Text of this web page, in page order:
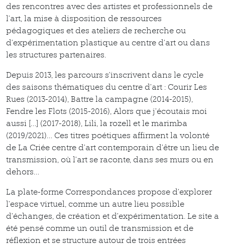
des rencontres avec des artistes et professionnels de
l’art, la mise à disposition de ressources
pédagogiques et des ateliers de recherche ou
d’expérimentation plastique au centre d’art ou dans
les structures partenaires.
Depuis 2013, les parcours s’inscrivent dans le cycle
des saisons thématiques du centre d’art : Courir Les
Rues (2013-2014), Battre la campagne (2014-2015),
Fendre les Flots (2015-2016), Alors que j’écoutais moi
aussi […] (2017-2018), Lili, la rozell et le marimba
(2019/2021)… Ces titres poétiques affirment la volonté
de La Criée centre d’art contemporain d’être un lieu de
transmission, où l’art se raconte, dans ses murs ou en
dehors…
La plate-forme Correspondances propose d’explorer
l’espace virtuel, comme un autre lieu possible
d’échanges, de création et d’expérimentation. Le site a
été pensé comme un outil de transmission et de
réflexion et se structure autour de trois entrées